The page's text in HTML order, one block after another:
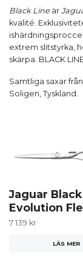
Black Line är
kvalité.
extrem slitstyrka,
skärpa. BLACK
Samtliga saxar
Soligen, Tyskland.
Jaguar
Evolution
7 139 kr
LÄS MER